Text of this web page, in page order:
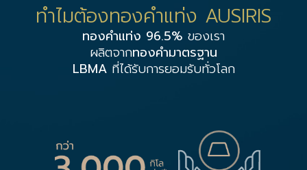
ทำไมต้องทองคำแท่ง AUSIRIS
ทองคำแท่ง 96.5% ของเรา
ผลิตจากทองคำมาตรฐาน
LBMAที่ได้รับการยอมรับทั่วโลก